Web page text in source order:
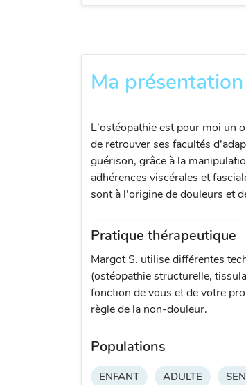
Ma présentation
L'ostéopathie est pour moi un
de retrouver ses facultés
guérison, grâce à la
adhérences viscérales et
sont à l'origine de douleurs et
Pratique thérapeutique
Margot S. utilise différentes
(ostéopathie structurelle,
fonction de vous et de votre
règle de la non-douleur.
Populations
ENFANT ADULTE